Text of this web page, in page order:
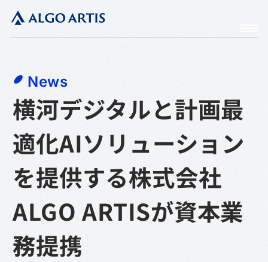
News
横河デジタルと計画最
適化AIソリューション
を提供する株式会社
ALGO ARTISが資本業
務提携